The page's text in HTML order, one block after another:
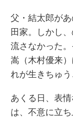
父・結太郎が
田家。しかし
流さなかった
嵩（木村優来
れが生きちゅう
あくる日、表
は、不意に立